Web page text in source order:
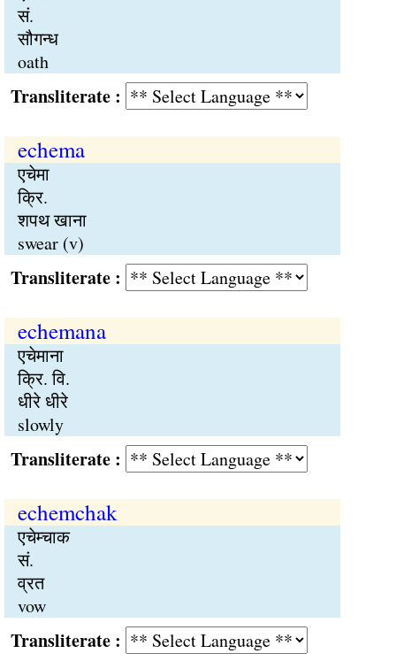
सं.
सौगन्ध
oath
:
echema
एचेमा
क्रि.
शपथ खाना
swear (v)
:
echemana
एचेमाना
क्रि. वि.
धीरे धीरे
slowly
:
echemchak
एचेम्चाक
सं.
व्रत
vow
: